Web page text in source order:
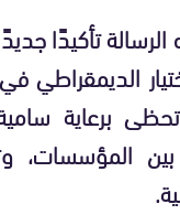
تأكيدًا
برعاية
بين